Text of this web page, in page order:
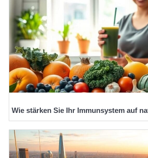
Wie stärken Sie Ihr Immunsystem auf